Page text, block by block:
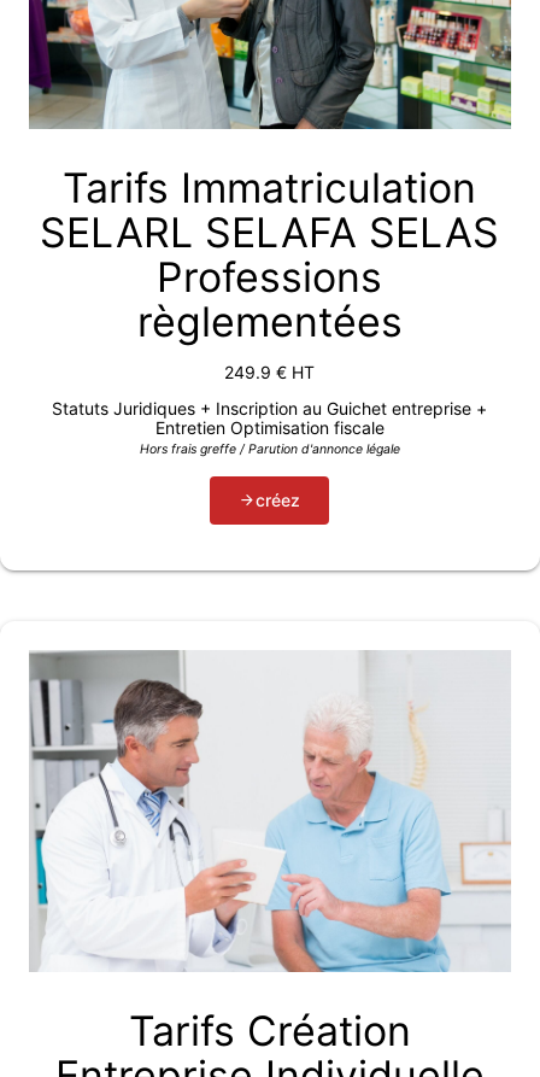
Tarifs Immatriculation
SELARL SELAFA SELAS
Professions
règlementées
249.9 € HT
Statuts Juridiques + Inscription au Guichet entreprise +
Entretien Optimisation fiscale
Hors frais greffe / Parution d'annonce légale
créez
Tarifs Création